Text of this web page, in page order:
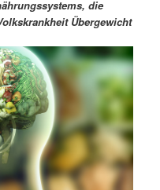
die
Übergewicht